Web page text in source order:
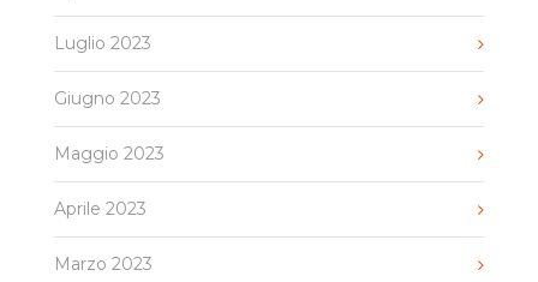
Luglio 2023
Giugno 2023
Maggio 2023
Aprile 2023
Marzo 2023